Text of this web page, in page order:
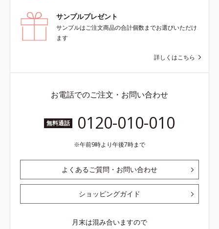
サンプルプレゼント
サンプルはご注文商品の合計個数までお選びいただけ
ます
詳しくはこちら
お電話でのご注文・お問い合わせ
無料通話 0120-010-010
午前9時より午後7時まで
よくあるご質問・お問い合わせ
ショッピングガイド
月末は混み合いますので